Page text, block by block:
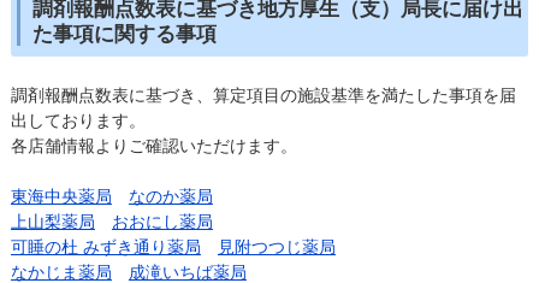
調剤報酬点数表に基づき地方厚生（支）局長に届け出
た事項に関する事項
調剤報酬点数表に基づき、算定項目の施設基準を満たした事項を届
出しております。
各店舗情報よりご確認いただけます。
東海中央薬局
なのか薬局
上山梨薬局
おおにし薬局
可睡の杜 みずき通り薬局
見附つつじ薬局
なかじま薬局
成滝いちば薬局